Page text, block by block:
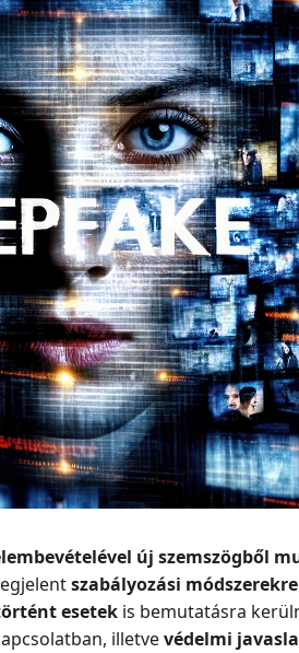
új szemszögből
szabályozási módszerekre
esetek is bemutatásra
illetvevédelmi